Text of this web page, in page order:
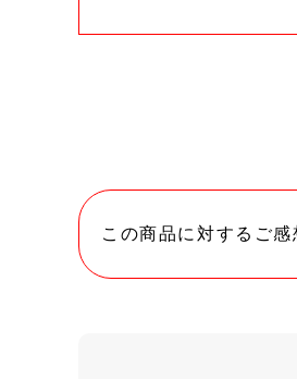
この商品に対するご感